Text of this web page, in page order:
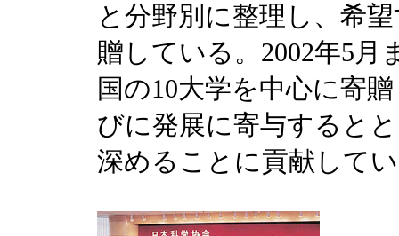
と分野別に整理し、希
贈している。2002年5月
国の10大学を中心に寄
びに発展に寄与すると
深めることに貢献して